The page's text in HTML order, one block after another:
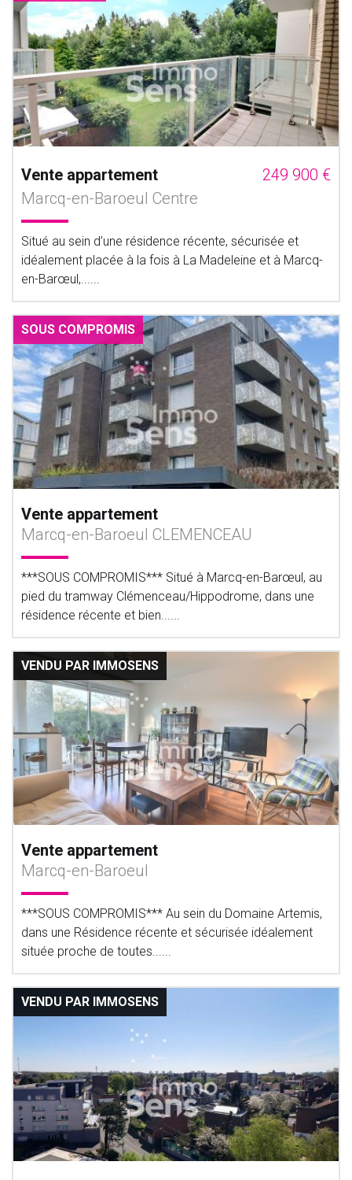
Vente appartement
249 900 €
Marcq-en-Baroeul Centre
Situé au sein d’une résidence récente, sécurisée et
idéalement placée à la fois à La Madeleine et à Marcq-
en-Barœul,......
SOUS COMPROMIS
Vente appartement
Marcq-en-Baroeul CLEMENCEAU
***SOUS COMPROMIS*** Situé à Marcq-en-Barœul, au
pied du tramway Clémenceau/Hippodrome, dans une
résidence récente et bien......
VENDU PAR IMMOSENS
Vente appartement
Marcq-en-Baroeul
***SOUS COMPROMIS*** Au sein du Domaine Artemis,
dans une Résidence récente et sécurisée idéalement
située proche de toutes......
VENDU PAR IMMOSENS